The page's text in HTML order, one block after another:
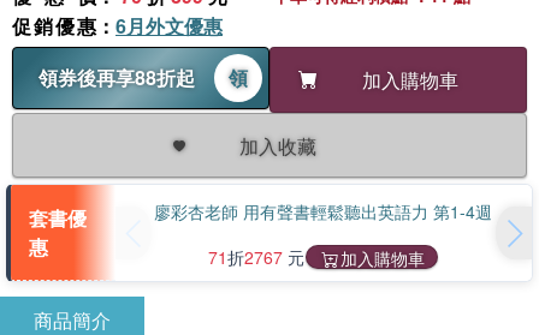
促銷優惠 ： 6月外文優惠
領券後再享88折起
領 加入購物車
加入收藏
套書優
惠
廖彩杏老師 用有聲書輕鬆聽出英語力 第1-4週
71折2767 元 加入購物車
商品簡介